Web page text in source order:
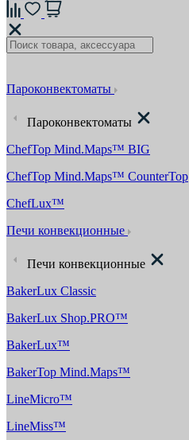
Пароконвектоматы
Пароконвектоматы
ChefTop Mind.Maps™ BIG
ChefTop Mind.Maps™ CounterTop
ChefLux™
Печи конвекционные
Печи конвекционные
BakerLux Classic
BakerLux Shop.PRO™
BakerLux™
BakerTop Mind.Maps™
LineMicro™
LineMiss™